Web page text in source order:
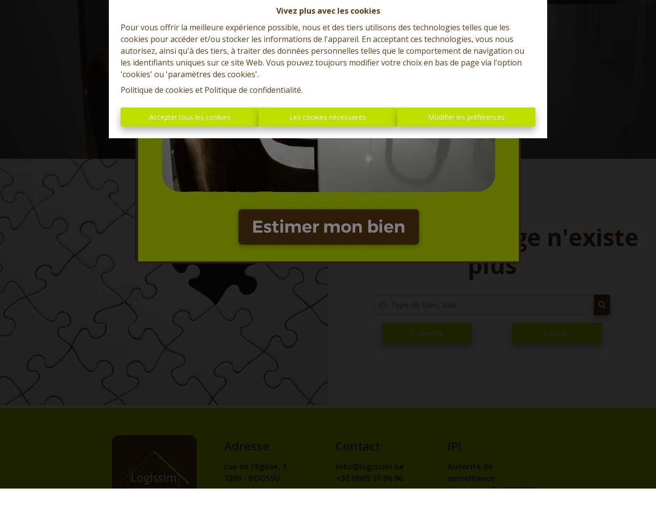
Vivez plus avec les cookies
Pour vous offrir la meilleure expérience possible, nous et des tiers utilisons des technologies telles que les
cookies pour accéder et/ou stocker les informations de l'appareil. En acceptant ces technologies, vous nous
autorisez, ainsi qu'à des tiers, à traiter des données personnelles telles que le comportement de navigation ou
les identifiants uniques sur ce site Web. Vous pouvez toujours modifier votre choix en bas de page via l'option
'cookies' ou 'paramètres des cookies'.
Politique de cookies et Politique de confidentialité.
Accepter tous les cookies Les cookies nécessaires Modifier les préférences
Oups, cette page n'existe
plus
À Vendre À Louer
Adresse
rue de l'Eglise, 1
7300 - BOUSSU
Contact
info@logissim.be
+32 (0)65 31 96 96
IPI
Autorité de
surveillance
Agréation IPI :509.959